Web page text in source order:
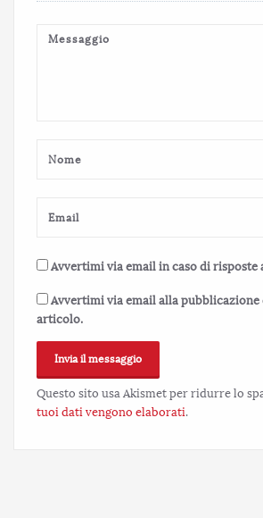
Avvertimi via email in caso di risposte
Avvertimi via email alla pubblicazione
articolo.
Questo sito usa Akismet per ridurre lo
tuoi dati vengono elaborati.